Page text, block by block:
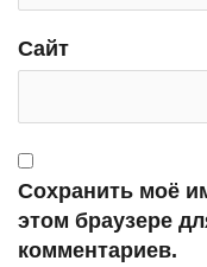
Сайт
Сохранить моё
этом браузере
комментариев.